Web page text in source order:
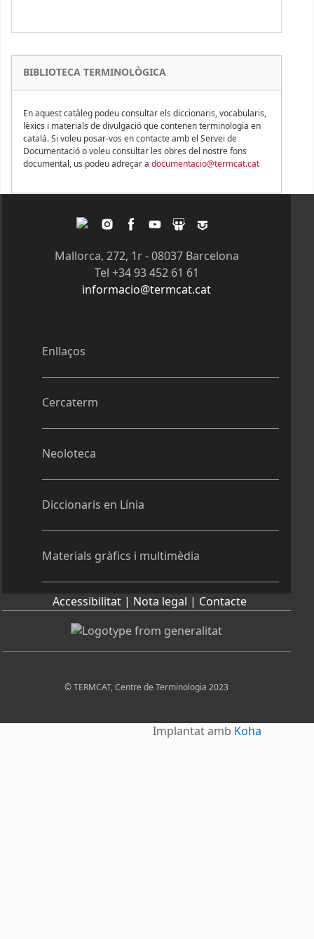
BIBLIOTECA TERMINOLÒGICA
En aquest catàleg podeu consultar els diccionaris, vocabularis,
lèxics i materials de divulgació que contenen terminologia en
català. Si voleu posar-vos en contacte amb el Servei de
Documentació o voleu consultar les obres del nostre fons
documental, us podeu adreçar a documentacio@termcat.cat
Enllaços
Cercaterm
Neoloteca
Diccionaris en Línia
Materials gràfics i multimèdia
Mallorca, 272, 1r - 08037 Barcelona
Tel +34 93 452 61 61
informacio@termcat.cat
Accessibilitat | Nota legal | Contacte
© TERMCAT, Centre de Terminologia 2023
Implantat amb Koha